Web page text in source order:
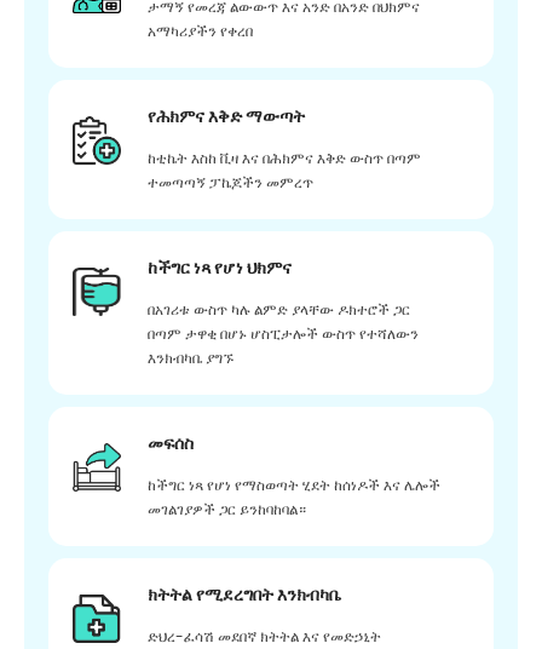
ታማኝ የመረጃ ልውውጥ እና አንድ በአንድ በህክምና
አማካሪያችን የቀረበ
የሕክምና እቅድ ማውጣት
ከቲኬት እስከ ቪዛ እና በሕክምና እቅድ ውስጥ በጣም
ተመጣጣኝ ፓኬጆችን መምረጥ
ከችግር ነጻ የሆነ ህክምና
በአገሪቱ ውስጥ ካሉ ልምድ ያላቸው ዶክተሮች ጋር
በጣም ታዋቂ በሆኑ ሆስፒታሎች ውስጥ የተሻለውን
እንክብካቤ ያግኙ
መፍሰስ
ከችግር ነጻ የሆነ የማስወጣት ሂደት ከሰነዶች እና ሌሎች
መገልገያዎች ጋር ይንከባከባል።
ክትትል የሚደረግበት እንክብካቤ
ድህረ-ፈሳሽ መደበኛ ክትትል እና የመድኃኒት